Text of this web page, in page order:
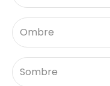
Ombre
Sombre